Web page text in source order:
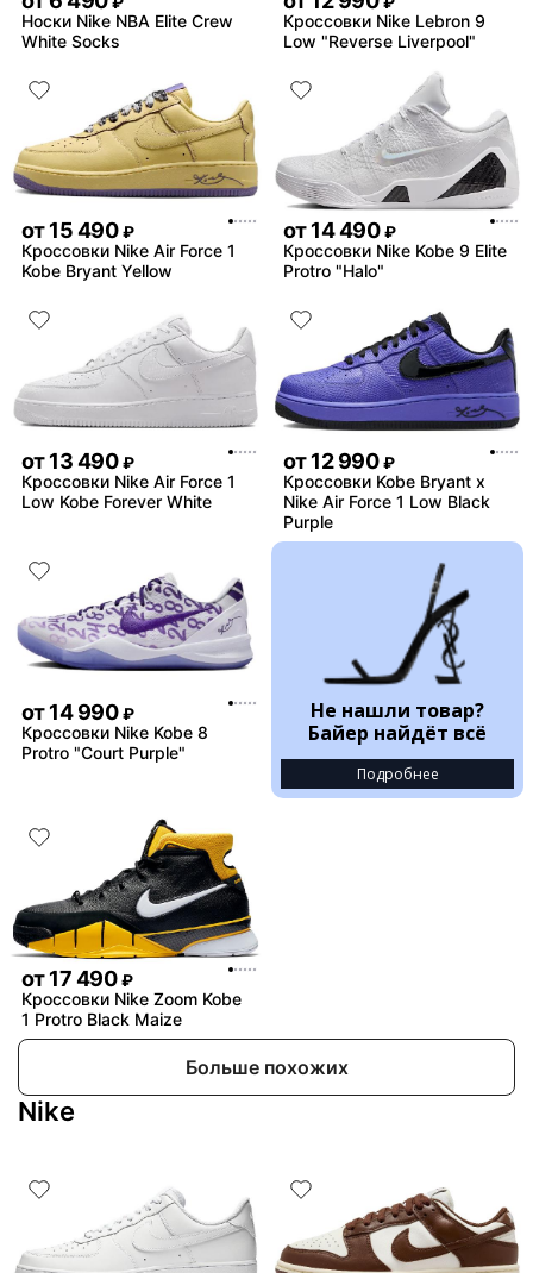
Носки Nike NBA Elite Crew
White Socks
Кроссовки Nike Lebron 9
Low "Reverse Liverpool"
от15 490 ₽
Кроссовки Nike Air Force 1
Kobe Bryant Yellow
от14 490 ₽
Кроссовки Nike Kobe 9 Elite
Protro "Halo"
от13 490 ₽
Кроссовки Nike Air Force 1
Low Kobe Forever White
от12 990 ₽
Кроссовки Kobe Bryant x
Nike Air Force 1 Low Black
Purple
от14 990 ₽
Кроссовки Nike Kobe 8
Protro "Court Purple"
Не нашли товар?
Байер найдёт всё
Подробнее
от17 490 ₽
Кроссовки Nike Zoom Kobe
1 Protro Black Maize
Больше похожих
Nike